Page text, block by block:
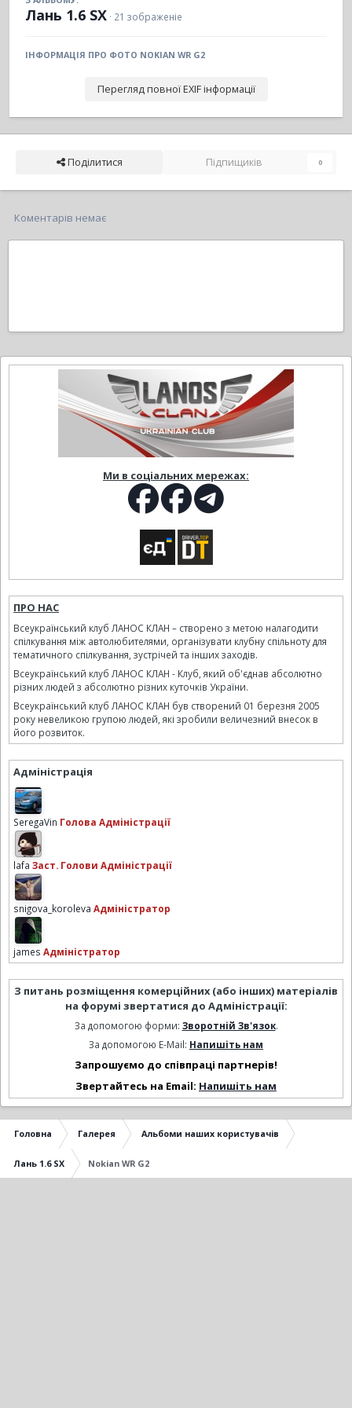
Лань 1.6 SX · 21 зображеніе
ІНФОРМАЦІЯ ПРО ФОТО NOKIAN WR G2
Перегляд повної EXIF інформації
Поділитися Підпищиків 0
Коментарів немає
Ми в соціальних мережах:
ПРО НАС
Всеукраїнський клуб ЛАНОС КЛАН – створено з метою налагодити
спілкування між автолюбителями, організувати клубну спільноту для
тематичного спілкування, зустрічей та інших заходів.
Всеукраїнський клуб ЛАНОС КЛАН - Клуб, який об'єднав абсолютно
різних людей з абсолютно різних куточків України.
Всеукраїнський клуб ЛАНОС КЛАН був створений 01 березня 2005
року невеликою групою людей, які зробили величезний внесок в
його розвиток.
Адміністрація
SeregaVin Голова Адміністрації
lafa Заст. Голови Адміністрації
snigova_koroleva Адміністратор
james Адміністратор
З питань розміщення комерційних (або інших) матеріалів
на форумі звертатися до Адміністрації:
За допомогою форми: Зворотній Зв'язок.
За допомогою E-Mail: Напишіть нам
Запрошуємо до співпраці партнерів!
Звертайтесь на Email: Напишіть нам
Головна Галерея Альбоми наших користувачів
Лань 1.6 SX Nokian WR G2